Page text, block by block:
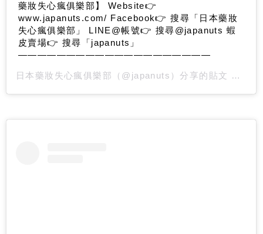
藥妝失心瘋俱樂部】 Website👉
www.japanuts.com/ Facebook👉 搜尋「日本藥妝
失心瘋俱樂部」 LINE@帳號👉 搜尋@japanuts 蝦
皮賣場👉 搜尋「japanuts」
————————————————————
日本藥妝失心瘋俱樂部 （@japanuts）分享的貼文 於